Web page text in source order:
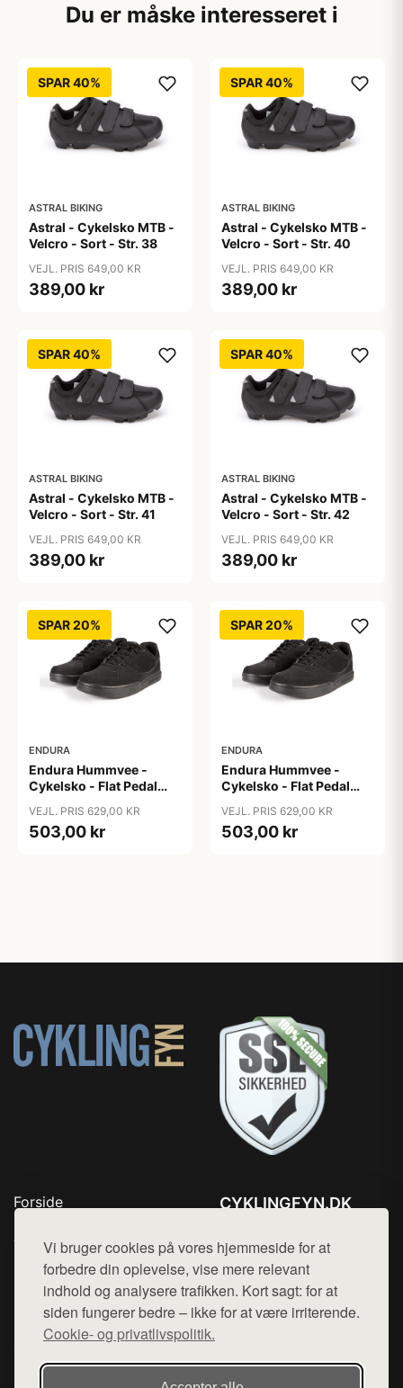
Vi bruger cookies på vores hjemmeside for at
forbedre din oplevelse, vise mere relevant
indhold og analysere trafikken. Kort sagt: for at
siden fungerer bedre – ikke for at være irriterende.
Cookie- og privatlivspolitik.
Du er måske interesseret i
SPAR 40%
ASTRAL BIKING
Astral - Cykelsko MTB -
Velcro - Sort - Str. 38
VEJL. PRIS 649,00 KR
389,00 kr
SPAR 40%
ASTRAL BIKING
Astral - Cykelsko MTB -
Velcro - Sort - Str. 40
VEJL. PRIS 649,00 KR
389,00 kr
SPAR 40%
ASTRAL BIKING
Astral - Cykelsko MTB -
Velcro - Sort - Str. 41
VEJL. PRIS 649,00 KR
389,00 kr
SPAR 40%
ASTRAL BIKING
Astral - Cykelsko MTB -
Velcro - Sort - Str. 42
VEJL. PRIS 649,00 KR
389,00 kr
SPAR 20%
ENDURA
Endura Hummvee -
Cykelsko - Flat Pedal
VEJL. PRIS 629,00 KR
503,00 kr
SPAR 20%
ENDURA
Endura Hummvee -
Cykelsko - Flat Pedal
VEJL. PRIS 629,00 KR
503,00 kr
Forside
Top Rabatter
Blog
Kontakt
CYKLINGFYN.DK
Mail: hej@want.dk
Cookie- og privatlivspolitik